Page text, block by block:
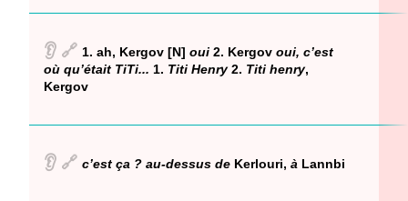
👂 🔗 1. ah, Kergov [N] oui 2. Kergov oui, c’est
où qu’était TiTi... 1. Titi Henry2. Titi henry,
Kergov
👂 🔗 c’est ça ? au-dessus de Kerlouri, à Lannbi